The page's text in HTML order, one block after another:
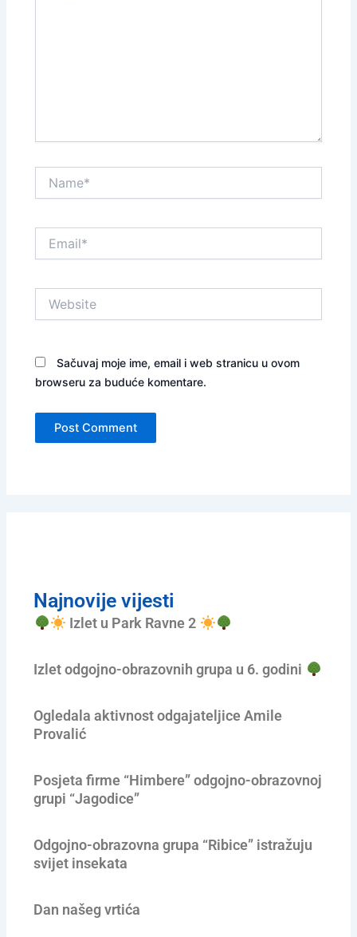
Sačuvaj moje ime, email i web stranicu u ovom
browseru za buduće komentare.
Najnovije vijesti
Izlet u Park Ravne 2
Izlet odgojno-obrazovnih grupa u 6. godini
Ogledala aktivnost odgajateljice Amile
Provalić
Posjeta firme “Himbere” odgojno-obrazovnoj
grupi “Jagodice”
Odgojno-obrazovna grupa “Ribice” istražuju
svijet insekata
Dan našeg vrtića